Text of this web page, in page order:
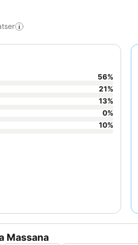
Massana
56%
21%
13%
0%
10%